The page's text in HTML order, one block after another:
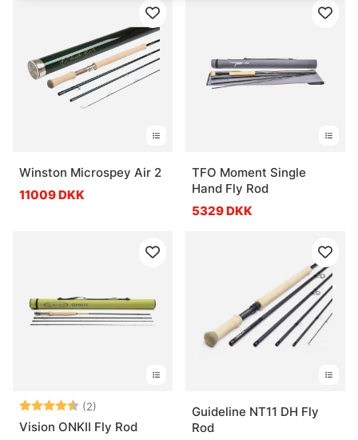
Winston Microspey Air 2
11009 DKK
TFO Moment Single
Hand Fly Rod
5329 DKK
Vurdering: (2)
4.5 ud af 5 stjerner
Vision ONKII Fly Rod
Guideline NT11 DH Fly
Rod